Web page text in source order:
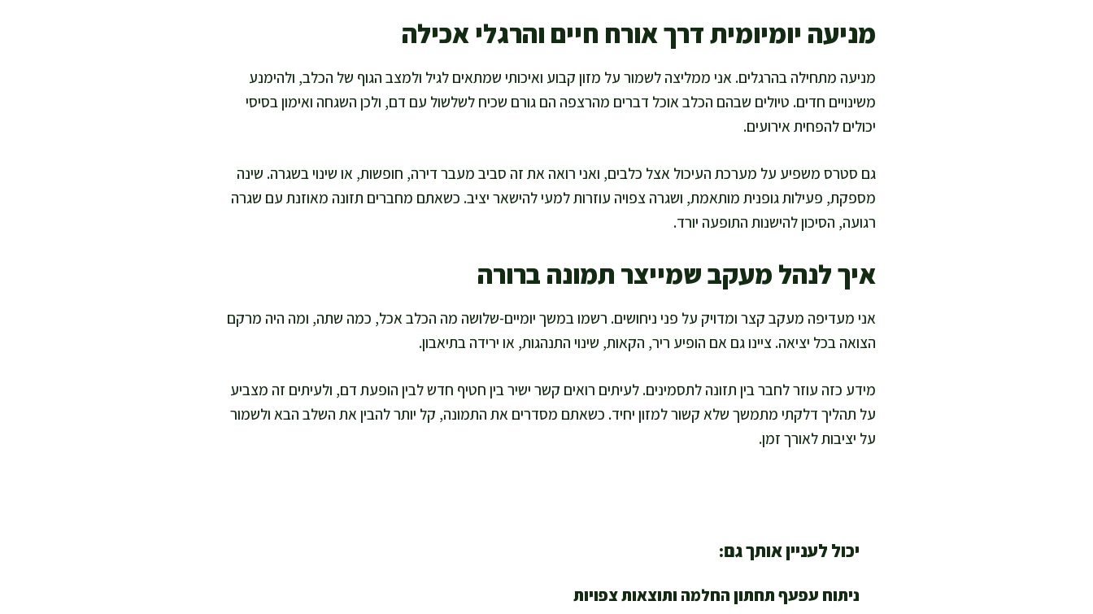
מניעה יומיומית דרך אורח חיים והרגלי אכילה
מניעה מתחילה בהרגלים. אני ממליצה לשמור על מזון קבוע ואיכותי שמתאים לגיל ולמצב הגוף של הכלב, ולהימנע
משינויים חדים. טיולים שבהם הכלב אוכל דברים מהרצפה הם גורם שכיח לשלשול עם דם, ולכן השגחה ואימון בסיסי
יכולים להפחית אירועים.
גם סטרס משפיע על מערכת העיכול אצל כלבים, ואני רואה את זה סביב מעבר דירה, חופשות, או שינוי בשגרה. שינה
מספקת, פעילות גופנית מותאמת, ושגרה צפויה עוזרות למעי להישאר יציב. כשאתם מחברים תזונה מאוזנת עם שגרה
רגועה, הסיכון להישנות התופעה יורד.
איך לנהל מעקב שמייצר תמונה ברורה
אני מעדיפה מעקב קצר ומדויק על פני ניחושים. רשמו במשך יומיים-שלושה מה הכלב אכל, כמה שתה, ומה היה מרקם
הצואה בכל יציאה. ציינו גם אם הופיע ריר, הקאות, שינוי התנהגות, או ירידה בתיאבון.
מידע כזה עוזר לחבר בין תזונה לתסמינים. לעיתים רואים קשר ישיר בין חטיף חדש לבין הופעת דם, ולעיתים זה מצביע
על תהליך דלקתי מתמשך שלא קשור למזון יחיד. כשאתם מסדרים את התמונה, קל יותר להבין את השלב הבא ולשמור
על יציבות לאורך זמן.
יכול לעניין אותך גם:
ניתוח עפעף תחתון החלמה ותוצאות צפויות